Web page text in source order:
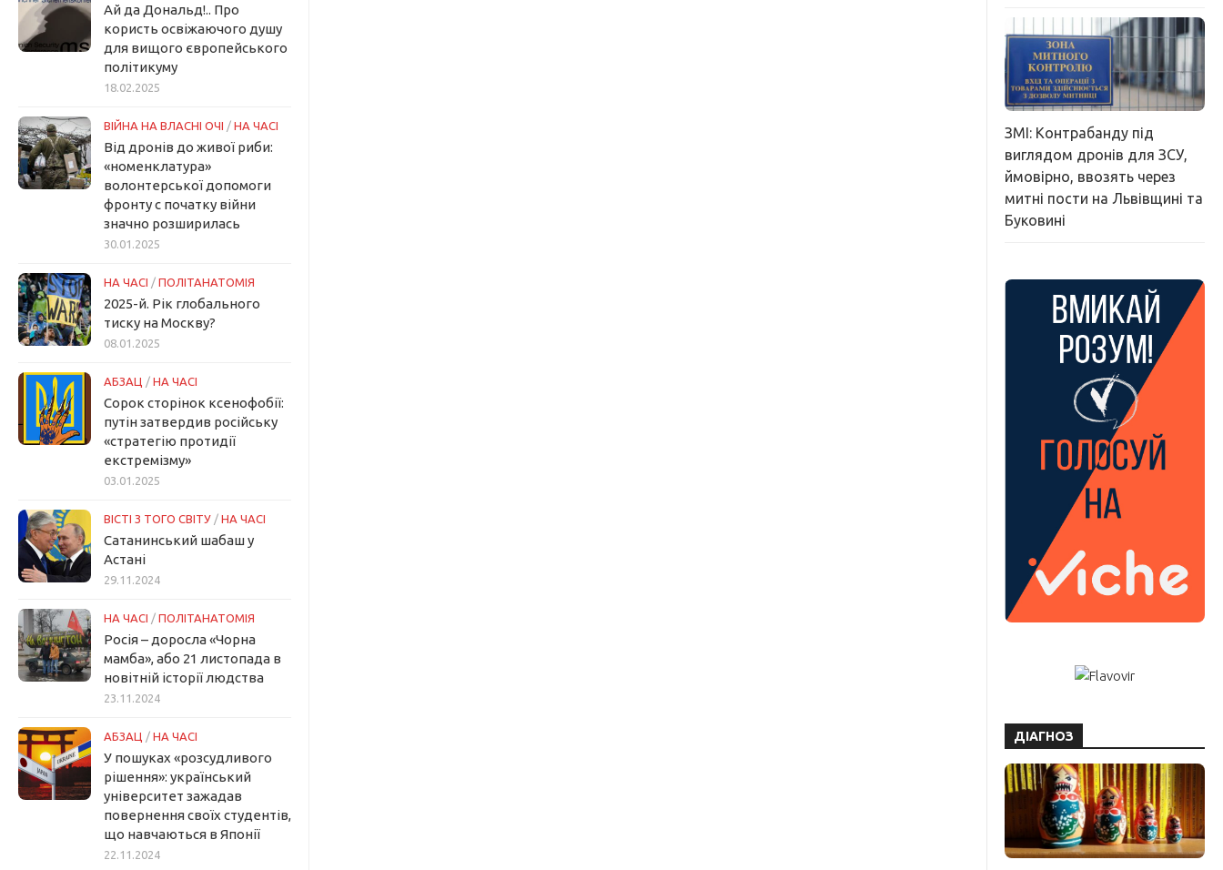
Ай да Дональд!.. Про
користь освіжаючого душу
для вищого європейського
політикуму
18.02.2025
ВІЙНА НА ВЛАСНІ ОЧІ / НА ЧАСІ
Від дронів до живої риби:
«номенклатура»
волонтерської допомоги
фронту с початку війни
значно розширилась
30.01.2025
НА ЧАСІ / ПОЛІТАНАТОМІЯ
2025-й. Рік глобального
тиску на Москву?
08.01.2025
АБЗАЦ / НА ЧАСІ
Сорок сторінок ксенофобії:
путін затвердив російську
«стратегію протидії
екстремізму»
03.01.2025
ВІСТІ З ТОГО СВІТУ / НА ЧАСІ
Сатанинський шабаш у
Астані
29.11.2024
НА ЧАСІ / ПОЛІТАНАТОМІЯ
Росія – доросла «Чорна
мамба», або 21 листопада в
новітній історії людства
23.11.2024
АБЗАЦ / НА ЧАСІ
У пошуках «розсудливого
рішення»: український
університет зажадав
повернення своїх студентів,
що навчаються в Японії
22.11.2024
ЗМІ: Контрабанду під
виглядом дронів для ЗСУ,
ймовірно, ввозять через
митні пости на Львівщині та
Буковині
ДІАГНОЗ